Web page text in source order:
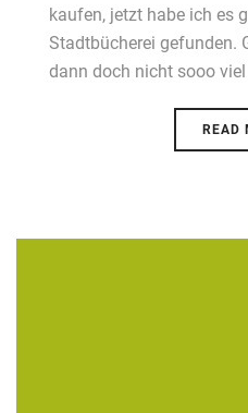
kaufen, jetzt habe ich es
Stadtbücherei gefunden.
dann doch nicht sooo viel
READ